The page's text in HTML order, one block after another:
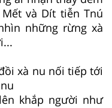
và Dít tiễn Tnú
những rừng xà
xà nu nối tiếp tới
khắp người như